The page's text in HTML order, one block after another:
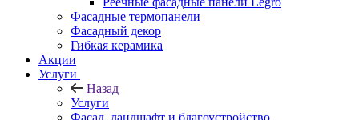
Фасадные термопанели
Фасадный декор
Гибкая керамика
Акции
Услуги
Назад
Услуги
Фасад, ландшафт и благоустройство